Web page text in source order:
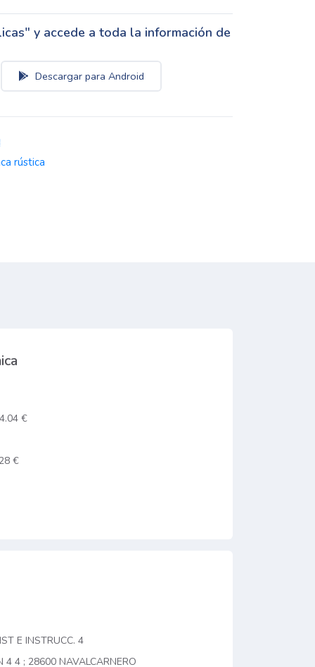
y accede a toda la información de
Descargar para Android
rústica
€
€
E INSTRUCC. 4
4 4 ; 28600 NAVALCARNERO